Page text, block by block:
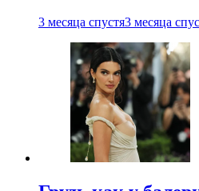
3 месяца спустя3 месяца